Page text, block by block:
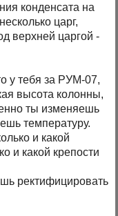
конденсата на
царг,
верхней царгой -
у тебя за РУМ-07,
высота колонны,
ты изменяешь
температуру.
и какой
и какой крепости
ректифицировать